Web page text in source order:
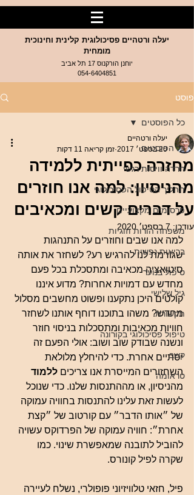
יעלה ורטהיים פסיכולוגית קלינית וחינוכית
מומחית
יוחנן הורקנוס 17 תל אביב
054-6404851
פוסט
כל הפוסטים
חרדה וויסות רגשי
תהליך הטיפול הפסיכולוגי
פרסומים מקצועיים
משפחה הורות וזוגיות
בריאות נפשית
טיפול בנוער
גיל שלישי
תקשורת
טיפול פסיכולוגי בקורונה
קשב
טראומה
כל הפוסטים
מחזרה כפייתית ללמידה
מהניסיון: למה אנו חוזרים
על דברים קשים ומכאיבים
יעלה ורטהיים
20 בספט׳ 2017
זמן קריאה 11 דקות
עודכן: 7 בספט׳ 2020
למה אנו שבים וחוזרים על התנהגות
שגורמת לנו להרגיש רע? לשחזר את אותה
סיטואציה מכאיבה ומתסכלת בכל פעם
מחדש עם דמויות אחרות? מדוע איננו
קולטים היכן נתקענו ופשוט מחשבים מסלול
מחדש? משהו בתוכנו דוחף אותנו לשחזר
חוויות מכאיבות ומתסכלות בניסוי חוזר
ונשנה שבודק שוב ושוב: אולי הפעם זה
יסתיים אחרת. כדי להיחלץ מלולאת
השחזורים המייסרת אנו צריכים ללמוד
מהניסיון, או מההתנסות שלנו. כדי שנוכל
לעשות זאת עלינו להתנסות בחוויה עמוקה
של ״אותו הדבר״ עם קורטוב של ״קצת
אחרת״: חוויה עמוקה של הפרדוקס עשויה
להוביל לתובנה שמאפשרת שינוי. כמו
שקרה לפיל קונורס.
פיל, חזאי טלוויזיוני פופולרי, נשלח לעיירה